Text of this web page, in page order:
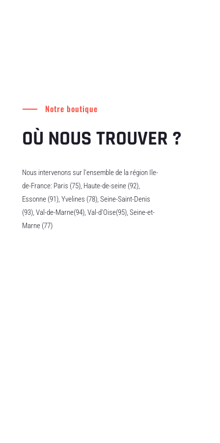
Notre boutique
OÙ NOUS TROUVER ?
Nous intervenons sur l’ensemble de la région Ile-
de-France: Paris (75), Haute-de-seine (92),
Essonne (91), Yvelines (78), Seine-Saint-Denis
(93), Val-de-Marne(94), Val-d’Oise(95), Seine-et-
Marne (77)